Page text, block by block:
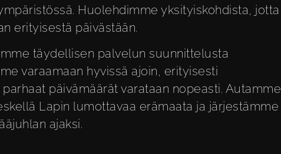
Huolehdimme yksityiskohdista, jotta
erityisestä päivästään.
täydellisen palvelun suunnittelusta
varaamaan hyvissä ajoin, erityisesti
päivämäärät varataan nopeasti. Autamme
Lapin lumottavaa erämaata ja järjestämme
ajaksi.